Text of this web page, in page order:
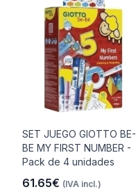
SET JUEGO GIOTTO BE-
BE MY FIRST NUMBER -
Pack de 4 unidades
61.65€ (IVA incl.)